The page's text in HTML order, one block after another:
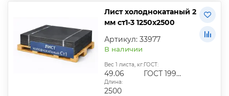
Лист холоднокатаный 2
мм ст1-3 1250х2500
Артикул: 33977
В наличии
Вес 1 листа, кг:
49.06
ГОСТ:
ГОСТ 19904-90
Длина:
2500